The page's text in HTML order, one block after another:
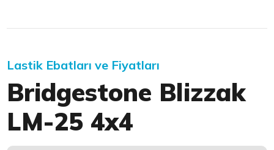
Lastik Ebatları ve Fiyatları
Bridgestone Blizzak
LM-25 4x4